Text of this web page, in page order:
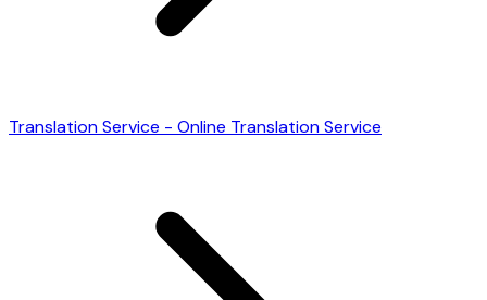
Translation Service - Online Translation Service